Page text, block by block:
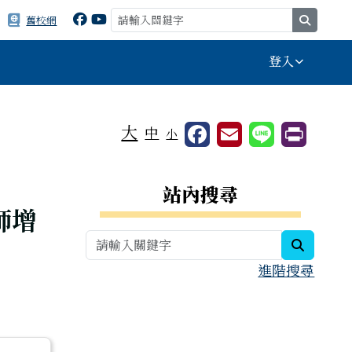
舊校網
登入
⏸
大 中 小
增
右邊區域內容
站內搜尋
進階搜尋